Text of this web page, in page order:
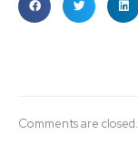
Comments are closed.